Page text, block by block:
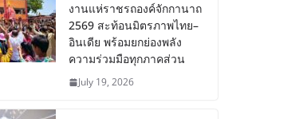
งานแห่ราชรถองค์จักกานาถ
2569 สะท้อนมิตรภาพไทย–
อินเดีย พร้อมยกย่องพลัง
ความร่วมมือทุกภาคส่วน
July 19, 2026